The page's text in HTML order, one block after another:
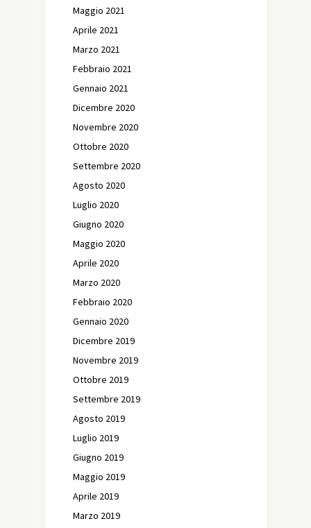
Maggio 2021
Aprile 2021
Marzo 2021
Febbraio 2021
Gennaio 2021
Dicembre 2020
Novembre 2020
Ottobre 2020
Settembre 2020
Agosto 2020
Luglio 2020
Giugno 2020
Maggio 2020
Aprile 2020
Marzo 2020
Febbraio 2020
Gennaio 2020
Dicembre 2019
Novembre 2019
Ottobre 2019
Settembre 2019
Agosto 2019
Luglio 2019
Giugno 2019
Maggio 2019
Aprile 2019
Marzo 2019